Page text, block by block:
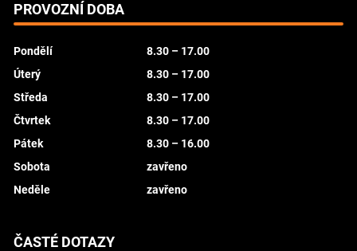
PROVOZNÍ DOBA
Pondělí
8.30 – 17.00
Úterý
8.30 – 17.00
Středa
8.30 – 17.00
Čtvrtek
8.30 – 17.00
Pátek
8.30 – 16.00
Sobota
zavřeno
Neděle
zavřeno
ČASTÉ DOTAZY